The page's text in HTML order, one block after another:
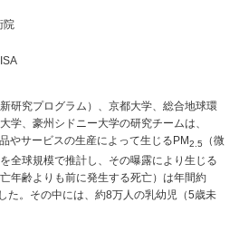
院
研究プログラム）、京都大学、総合地球環
学、豪州シドニー大学の研究チームは、
やサービスの生産によって生じるPM2.5
（微
全球規模で推計し、その曝露により生じる
年齢よりも前に発生する死亡）は年間約
た。その中には、約8万人の乳幼児（5歳未